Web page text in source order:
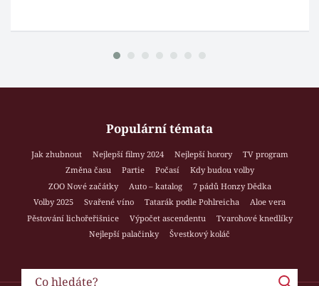
Populární témata
Jak zhubnout Nejlepší filmy 2024 Nejlepší horory
TV program
Změna času
Partie Počasí
Kdy budou volby
ZOO Nové začátky
Auto – katalog
7 pádů Honzy Dědka
Volby 2025
Svařené víno Tatarák podle Pohlreicha
Aloe vera
Pěstování lichořeřišnice
Výpočet ascendentu
Tvarohové knedlíky
Nejlepší palačinky
Švestkový koláč